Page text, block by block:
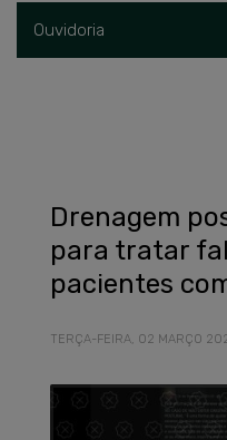
Ouvidoria
Drenagem
para tratar
pacientes
TERÇA-FEIRA, 02 MARÇO